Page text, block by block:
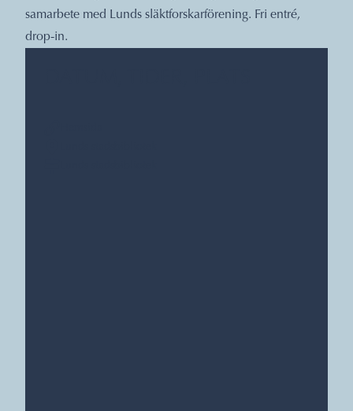
samarbete med Lunds släktforskarförening. Fri entré,
drop-in.